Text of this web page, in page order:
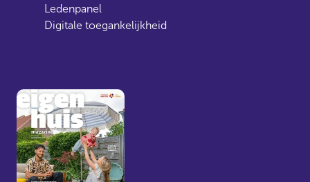
Ledenpanel
Digitale toegankelijkheid